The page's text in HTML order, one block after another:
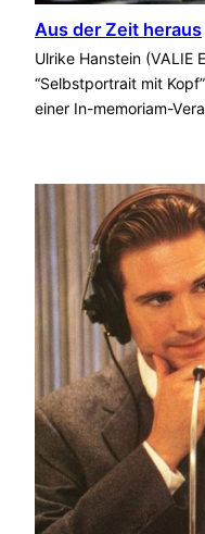
Aus der Zeit heraus
Ulrike Hanstein (VALIE
“Selbstportrait mit
einer In-memoriam-